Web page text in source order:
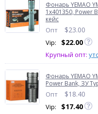
Фонарь YEMAO
1x401350, Power
кейс
Опт $23.00
Vip: $22.00
Крупный опт:
Фонарь YEMAO
Power Bank, ЗУ
Опт $18.40
Vip: $17.40